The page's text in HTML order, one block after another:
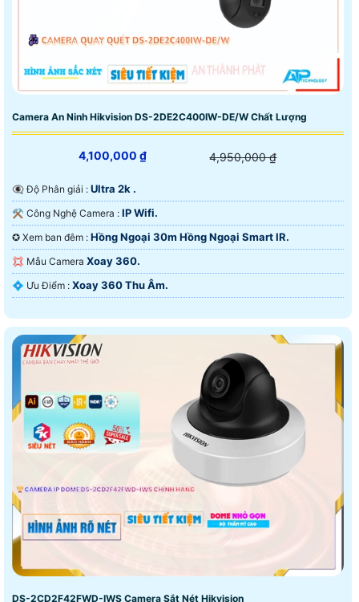
Camera An Ninh Hikvision DS-2DE2C400IW-DE/W Chất Lượng
4,100,000 ₫ 4,950,000 ₫
👁️‍🗨 Độ Phân giải : Ultra 2k .
⚒ Công Nghệ Camera : IP Wifi.
✪ Xem ban đêm : Hồng Ngoại 30m Hồng Ngoại Smart IR.
💢 Mẫu Camera Xoay 360.
️💠 Ưu Điểm : Xoay 360 Thu Âm.
DS-2CD2F42FWD-IWS Camera Sắt Nét Hikvision